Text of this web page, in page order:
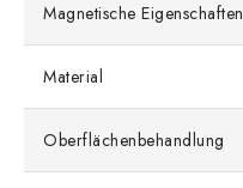
Magnetische Eigenschaften
Material
Oberflächenbehandlung